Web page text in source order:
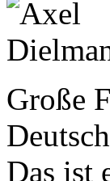
Große
Das ist